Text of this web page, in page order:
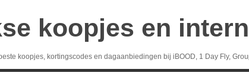
koopjes en
koopjes, kortingscodes en dagaanbiedingen bij iBOOD, 1 Day Fly,